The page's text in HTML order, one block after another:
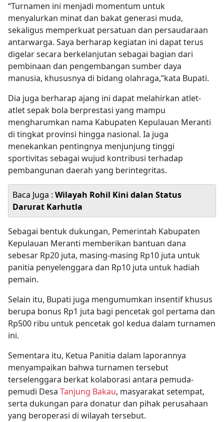
“Turnamen ini menjadi momentum untuk
menyalurkan minat dan bakat generasi muda,
sekaligus memperkuat persatuan dan persaudaraan
antarwarga. Saya berharap kegiatan ini dapat terus
digelar secara berkelanjutan sebagai bagian dari
pembinaan dan pengembangan sumber daya
manusia, khususnya di bidang olahraga,”kata Bupati.
Dia juga berharap ajang ini dapat melahirkan atlet-
atlet sepak bola berprestasi yang mampu
mengharumkan nama Kabupaten Kepulauan Meranti
di tingkat provinsi hingga nasional. Ia juga
menekankan pentingnya menjunjung tinggi
sportivitas sebagai wujud kontribusi terhadap
pembangunan daerah yang berintegritas.
Baca Juga : Wilayah Rohil Kini dalan Status
Darurat Karhutla
Sebagai bentuk dukungan, Pemerintah Kabupaten
Kepulauan Meranti memberikan bantuan dana
sebesar Rp20 juta, masing-masing Rp10 juta untuk
panitia penyelenggara dan Rp10 juta untuk hadiah
pemain.
Selain itu, Bupati juga mengumumkan insentif khusus
berupa bonus Rp1 juta bagi pencetak gol pertama dan
Rp500 ribu untuk pencetak gol kedua dalam turnamen
ini.
Sementara itu, Ketua Panitia dalam laporannya
menyampaikan bahwa turnamen tersebut
terselenggara berkat kolaborasi antara pemuda-
pemudi Desa Tanjung Bakau, masyarakat setempat,
serta dukungan para donatur dan pihak perusahaan
yang beroperasi di wilayah tersebut.